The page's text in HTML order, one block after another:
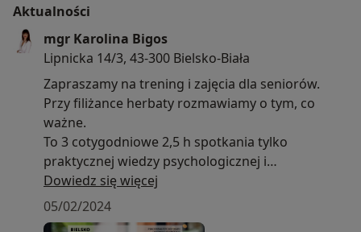
chorobie. W czasie choroby pojawia się wiele pytań i
niewiadomych, dlatego wsłuchuję się w potrzeby
pacjenta i dostosowuję zalecenia żywieniowe do
objawów i możliwości tej osoby. Realizuję również
zajęcia edukacyjne dotyczące odżywiania się w
przedszkolach i szkołach.
Prowadzę konsultacje w zakresie: zaburzeń
odżywiania, nadwagi, otyłości i jej powikłań,
zaburzenia z napadami objadania się, restrykcyjnego
odżywiania się, podejścia do żywienia 0-1, chorób
nowotworowych, niedożywienia, chorób układu
Aktualności
mgr Karolina Bigos
Lipnicka 14/3, 43-300 Bielsko-Biała
Zapraszamy na trening i zajęcia dla seniorów.
Przy filiżance herbaty rozmawiamy o tym, co
ważne.
To 3 cotygodniowe 2,5 h spotkania tylko
praktycznej wiedzy psychologicznej i
psychodietetycznej, materiały do praktyki własnej
między spotkaniami, wymianę doświadczeń w
kameralnej grupie oraz sesje pytań i odpowiedzi
Dowiedz się więcej
05/02/2024